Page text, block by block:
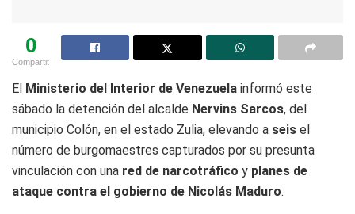
0
Compartit
El Ministerio del Interior de Venezuela informó este
sábado la detención del alcalde Nervins Sarcos, del
municipio Colón, en el estado Zulia, elevando a seis el
número de burgomaestres capturados por su presunta
vinculación con una red de narcotráfico y planes de
ataque contra el gobierno de Nicolás Maduro.